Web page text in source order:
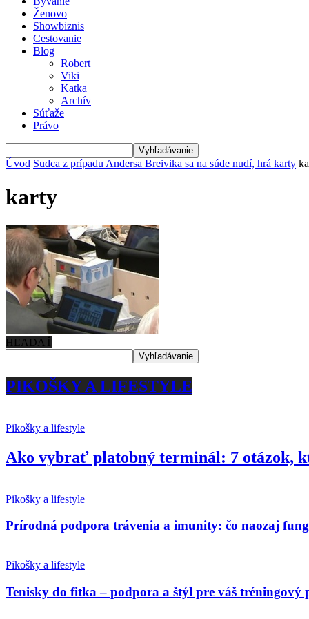
Ženovo
Showbiznis
Cestovanie
Blog
Robert
Viki
Katka
Archív
Súťaže
Právo
Úvod Sudca z prípadu Andersa Breivika sa na súde nudí, hrá karty
karty
HĽADAŤ
PIKOŠKY A LIFESTYLE
Pikošky a lifestyle
Ako vybrať platobný terminál: 7 otázok,
Pikošky a lifestyle
Prírodná podpora trávenia a imunity: čo naozaj
Pikošky a lifestyle
Tenisky do fitka – podpora a štýl pre váš tréningový